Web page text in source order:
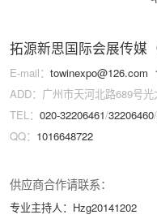
拓源新思国际会展传媒
E-mail： towinexpo@126.com
ADD：广州市天河北路689号
TEL： 020-32206461/32206460/
QQ： 1016648722
供应商合作请联系：
专业主持人：Hzg20141202